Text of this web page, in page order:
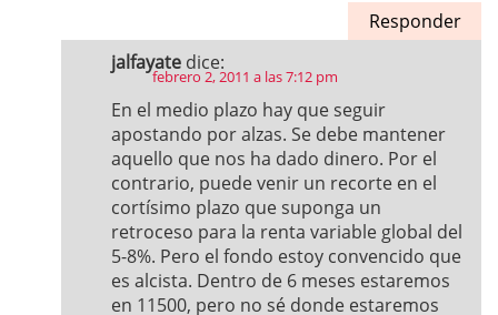
Responder
jalfayate dice:
febrero 2, 2011 a las 7:12 pm
En el medio plazo hay que seguir
apostando por alzas. Se debe mantener
aquello que nos ha dado dinero. Por el
contrario, puede venir un recorte en el
cortísimo plazo que suponga un
retroceso para la renta variable global del
5-8%. Pero el fondo estoy convencido que
es alcista. Dentro de 6 meses estaremos
en 11500, pero no sé donde estaremos